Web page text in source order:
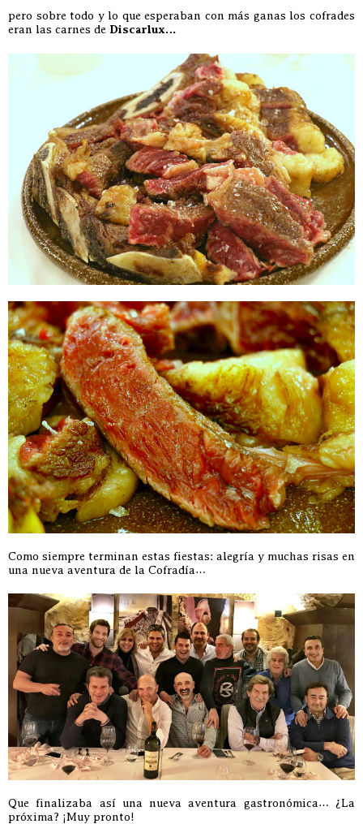
pero sobre todo y lo que esperaban con más ganas los cofrades
eran las carnes de Discarlux…
Como siempre terminan estas fiestas: alegría y muchas risas en
una nueva aventura de la Cofradía…
Que finalizaba así una nueva aventura gastronómica… ¿La
próxima? ¡Muy pronto!